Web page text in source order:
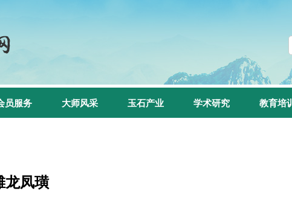
员服务 大师风采 玉石产业 学术研究 教育培训
龙凤璜